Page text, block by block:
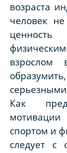
возраста
человек
ценность
взрослом
Как
спортом и
следует с